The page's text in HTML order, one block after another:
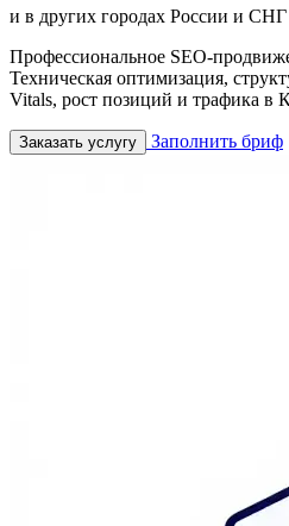
и в других городах России и СНГ
Профессиональное SEO-
Техническая оптимизация,
Vitals, рост позиций и трафика в
Заказать услугу Заполнить бриф